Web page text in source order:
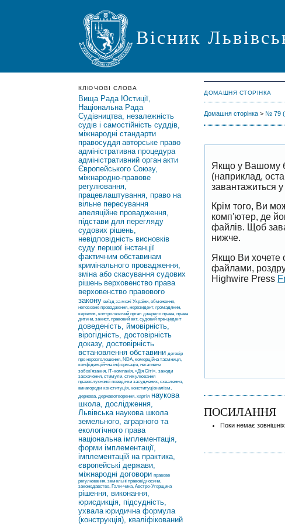
Вісник
КЛЮЧОВІ СЛОВА
Вища Рада Юстиції,
Національна Рада
Судівництва, незалежність
судів і самостійність суддів,
міжнародні стандарти
правосуддя авторське право
адміністративна процедура
адміністративний орган акти
Європейського Союзу,
міжнародно-правове
регулювання,
працевлаштування, право на
вільне пересування
апеляційне провадження,
підстави для перегляду
судових рішень,
невідповідність висновків
суду першої інстанції
фактичним обставинам
кримінального провадження,
зміна або скасування судових
рішень верховенство права
верховенство правового
закону виїзд за межі України, обмеження,
непозовне провадження, нерезидент, громадянин,
керівник, контролюючий орган джерело права, права
дитини, захист, правовий акт, судовий пре-цедент
доведеність, ймовірність,
вірогідність, достовірність
доказу, достовірність
встановлення обставини договір
про нерозголошення, NDA, комерційна таємниця,
конфіденцій¬на інформація, негативне
зобов’язання, ІТ-компанія, «Дія Сіті». заходи
заохочення, стимули, стимулювання
правослухняної поведінки засуджених, схвалення,
винагороди конституція, конституціоналізм,
держава, державотворення, хартія наукова
школа, дослідження,
Львівська наукова школа
земельного, аграрного та
екологічного права
національна імплементація,
форми імплементації,
імплементацій на практика,
європейські держави,
міжнародні договори правове
регулювання, земельні правовідносини,
законодавство, Гали-чина, Австро-Угорщина
рішення, виконання,
юрисдикція, підсудність,
ухвала юридична формула
(конструкція), кваліфікований
ДОМАШНЯ СТОРІНКА
Домашня сторінка > № 79
Якщо у Вашому
(наприклад,
завантажиться у
Крім того, Ви
комп'ютер, де
файлів. Щоб
нижче.
Якщо Ви хочете
файлами,
Highwire Press
ПОСИЛАННЯ
Поки немає